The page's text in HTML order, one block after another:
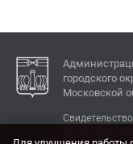
городского
Московской